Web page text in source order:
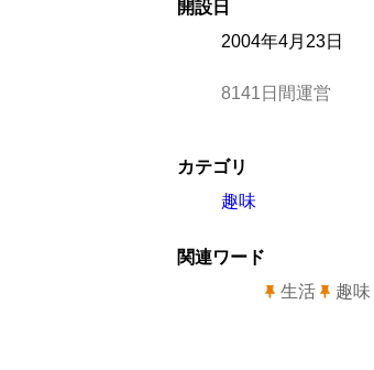
開設日
2004年4月23日
8141日間運営
カテゴリ
趣味
関連ワード
生活
趣味